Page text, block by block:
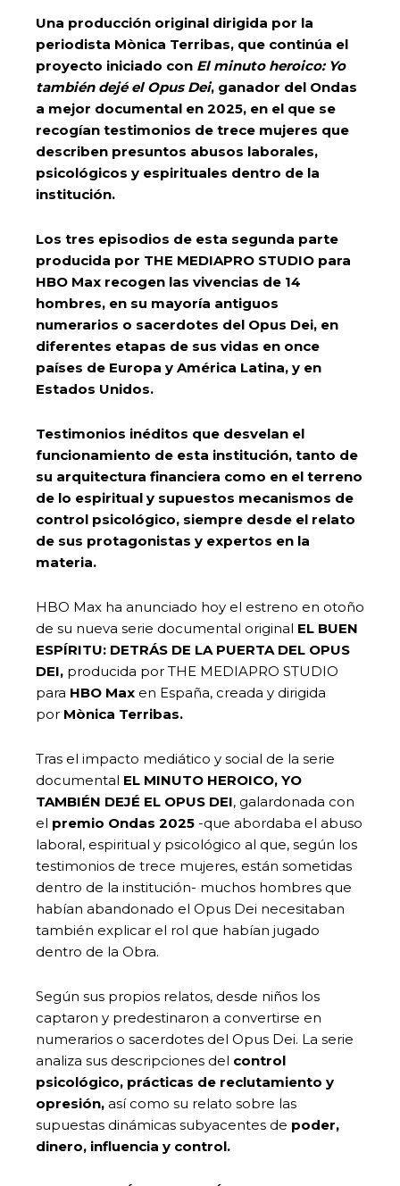
Una producción original dirigida por la
periodista Mònica Terribas, que continúa el
proyecto iniciado con El minuto heroico: Yo
también dejé el Opus Dei, ganador del Ondas
a mejor documental en 2025, en el que se
recogían testimonios de trece mujeres que
describen presuntos abusos laborales,
psicológicos y espirituales dentro de la
institución.
Los tres episodios de esta segunda parte
producida por THE MEDIAPRO STUDIO para
HBO Max recogen las vivencias de 14
hombres, en su mayoría antiguos
numerarios o sacerdotes del Opus Dei, en
diferentes etapas de sus vidas en once
países de Europa y América Latina, y en
Estados Unidos.
Testimonios inéditos que desvelan el
funcionamiento de esta institución, tanto de
su arquitectura financiera como en el terreno
de lo espiritual y supuestos mecanismos de
control psicológico, siempre desde el relato
de sus protagonistas y expertos en la
materia.
HBO Max ha anunciado hoy el estreno en otoño
de su nueva serie documental original EL BUEN
ESPÍRITU: DETRÁS DE LA PUERTA DEL OPUS
DEI, producida por THE MEDIAPRO STUDIO
para HBO Max en España, creada y dirigida
por Mònica Terribas.
Tras el impacto mediático y social de la serie
documental EL MINUTO HEROICO, YO
TAMBIÉN DEJÉ EL OPUS DEI, galardonada con
el premio Ondas 2025 -que abordaba el abuso
laboral, espiritual y psicológico al que, según los
testimonios de trece mujeres, están sometidas
dentro de la institución- muchos hombres que
habían abandonado el Opus Dei necesitaban
también explicar el rol que habían jugado
dentro de la Obra.
Según sus propios relatos, desde niños los
captaron y predestinaron a convertirse en
numerarios o sacerdotes del Opus Dei. La serie
analiza sus descripciones del control
psicológico, prácticas de reclutamiento y
opresión, así como su relato sobre las
supuestas dinámicas subyacentes de poder,
dinero, influencia y control.